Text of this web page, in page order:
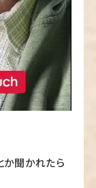
か聞かれたら